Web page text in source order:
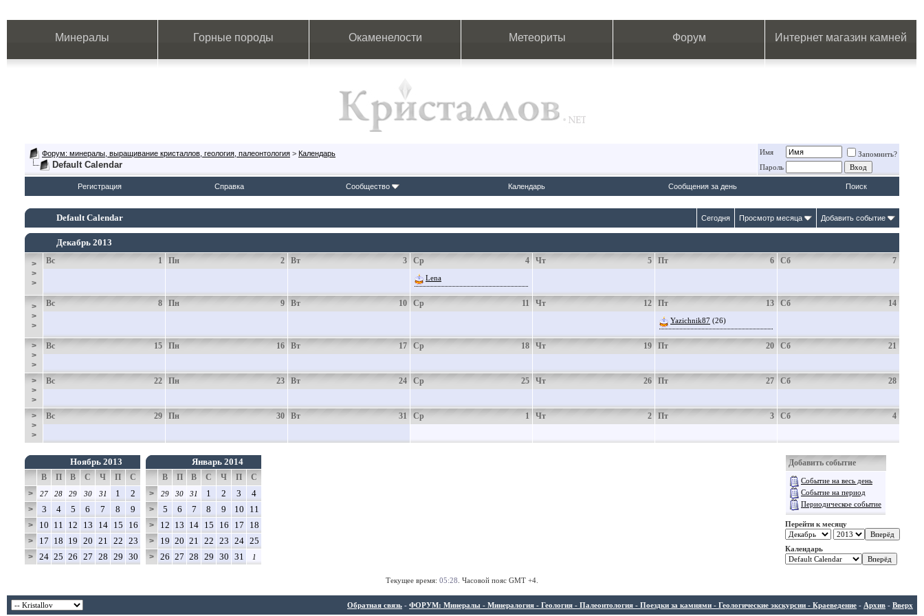
Минералы Горные породы Окаменелости Метеориты Форум Интернет магазин камней
Форум: минералы, выращивание кристаллов, геология, палеонтология > Календарь
Default Calendar
Имя
Запомнить?
Пароль
Регистрация Справка Сообщество Календарь Сообщения за день Поиск
Default Calendar Сегодня Просмотр месяца Добавить событие
Декабрь 2013
>
>
>
1
Вс 2
Пн 3
Вт 4
Ср
Lena
5
Чт 6
Пт 7
Сб
>
>
>
8
Вс 9
Пн 10
Вт 11
Ср 12
Чт 13
Пт
Yazichnik87 (26)
14
Сб
>
>
>
15
Вс 16
Пн 17
Вт 18
Ср 19
Чт 20
Пт 21
Сб
>
>
>
22
Вс 23
Пн 24
Вт 25
Ср 26
Чт 27
Пт 28
Сб
>
>
>
29
Вс 30
Пн 31
Вт 1
Ср 2
Чт 3
Пт 4
Сб
Ноябрь 2013
В П В С Ч П
С
>
27 28 29 30 31 1 2
> 3 4 5 6 7 8 9
> 10 11 12 13 14 15 16
> 17 18 19 20 21 22 23
> 24 25 26 27 28 29 30
Январь 2014
В П В С Ч П
С
>
29 30 31 1 2 3 4
> 5 6 7 8 9 10 11
> 12 13 14 15 16 17 18
> 19 20 21 22 23 24 25
> 26 27 28 29 30 31 1
Добавить событие
Событие на весь день
Событие на период
Периодическое событие
Перейти к месяцу
Календарь
Текущее время: 05:28 . Часовой пояс GMT +4.
Обратная связь - ФОРУМ: Минералы - Минералогия - Геология - Палеонтология - Поездки за камнями - Геологические экскурсии - Краеведение - Архив - Вверх